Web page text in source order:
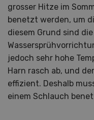
grosser Hitze im
benetzt werden, um
diesem Grund sind
jedoch sehr hohe
Harn rasch ab, und
effizient. Deshalb
einem Schlauch